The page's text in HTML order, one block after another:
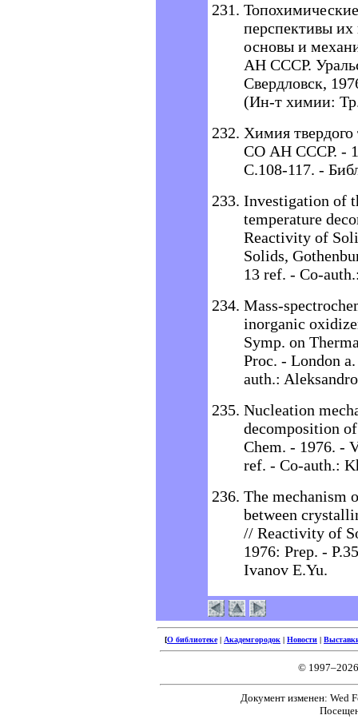
перспективы
основы и
АН СССР.
Свердловск,
(Ин-т химии:
Химия
СО АН СССР. -
С.108-117. -
Investigation of
temperature
Reactivity of
Solids,
13 ref. - Co-
Mass-
inorganic
Symp. оn
Proc. - London
auth.:
Nucleation
decomposition
Chem. - 1976. -
ref. - Co-auth.:
The mechanism
between
// Reactivity of
1976: Prep. -
Ivanov E.Yu.
[О библиотеке| Академгородок | Новости |
©
Документ изменен: Wed